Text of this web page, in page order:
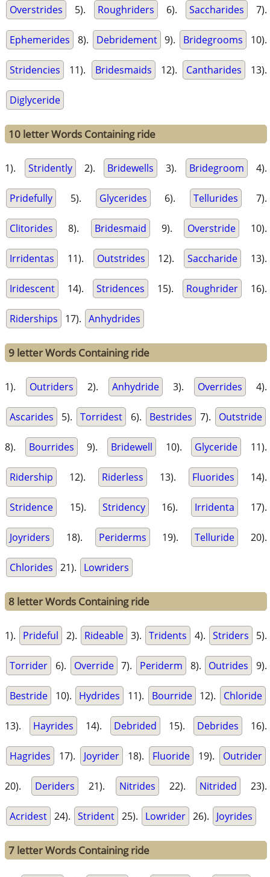
Overstrides 5). Roughriders 6). Saccharides 7).
Ephemerides 8). Debridement 9). Bridegrooms 10).
Stridencies 11). Bridesmaids 12). Cantharides 13).
Diglyceride
10 letter Words Containing ride
1). Stridently 2). Bridewells 3). Bridegroom 4).
Pridefully 5). Glycerides 6). Tellurides 7).
Clitorides 8). Bridesmaid 9). Overstride 10).
Irridentas 11). Outstrides 12). Saccharide 13).
Iridescent 14). Stridences 15). Roughrider 16).
Riderships 17). Anhydrides
9 letter Words Containing ride
1). Outriders 2). Anhydride 3). Overrides 4).
Ascarides 5). Torridest 6). Bestrides 7). Outstride
8). Bourrides 9). Bridewell 10). Glyceride 11).
Ridership 12). Riderless 13). Fluorides 14).
Stridence 15). Stridency 16). Irridenta 17).
Joyriders 18). Periderms 19). Telluride 20).
Chlorides 21). Lowriders
8 letter Words Containing ride
1). Prideful 2). Rideable 3). Tridents 4). Striders 5).
Torrider 6). Override 7). Periderm 8). Outrides 9).
Bestride 10). Hydrides 11). Bourride 12). Chloride
13). Hayrides 14). Debrided 15). Debrides 16).
Hagrides 17). Joyrider 18). Fluoride 19). Outrider
20). Deriders 21). Nitrides 22). Nitrided 23).
Acridest 24). Strident 25). Lowrider 26). Joyrides
7 letter Words Containing ride